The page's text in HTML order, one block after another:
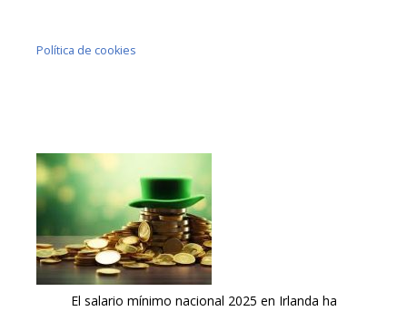
Política de cookies
El salario mínimo nacional 2025 en Irlanda ha